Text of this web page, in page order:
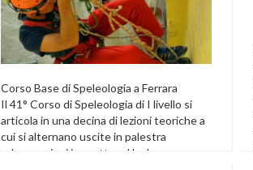
Corso Base di Speleologia a Ferrara
Il 41° Corso di Speleologia di I livello si
articola in una decina di lezioni teoriche a
cui si alternano uscite in palestra
ed escursioni in grotta ed ha lo scopo